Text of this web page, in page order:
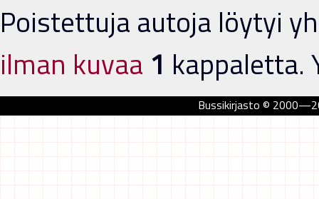
Poistettuja autoja löytyi
ilman kuvaa 1 kappaletta.
Bussikirjasto ©